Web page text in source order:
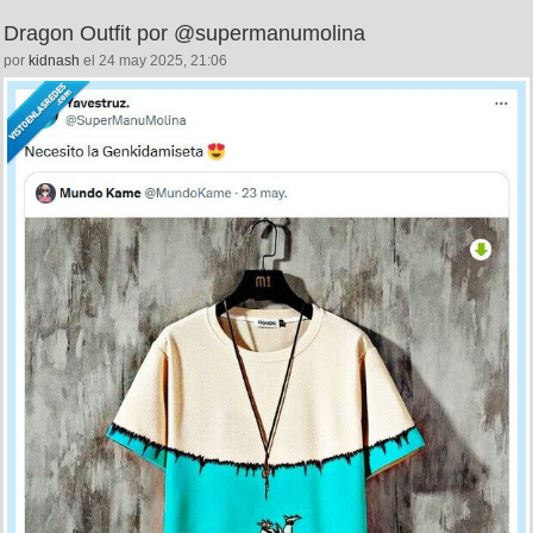
Dragon Outfit por @supermanumolina
por kidnash el 24 may 2025, 21:06